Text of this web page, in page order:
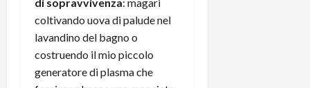
di sopravvivenza: magari
coltivando uova di palude nel
lavandino del bagno o
costruendo il mio piccolo
generatore di plasma che